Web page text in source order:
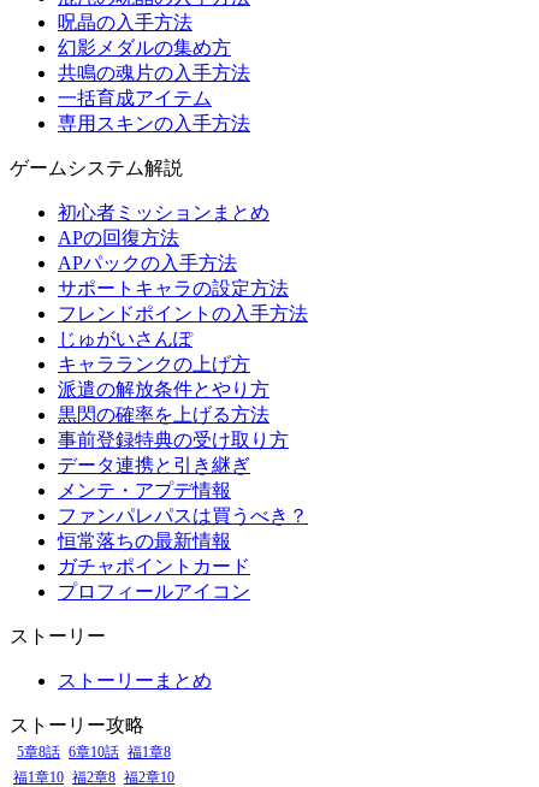
呪晶の入手方法
幻影メダルの集め方
共鳴の魂片の入手方法
一括育成アイテム
専用スキンの入手方法
ゲームシステム解説
初心者ミッションまとめ
APの回復方法
APパックの入手方法
サポートキャラの設定方法
フレンドポイントの入手方法
じゅがいさんぽ
キャラランクの上げ方
派遣の解放条件とやり方
黒閃の確率を上げる方法
事前登録特典の受け取り方
データ連携と引き継ぎ
メンテ・アプデ情報
ファンパレパスは買うべき？
恒常落ちの最新情報
ガチャポイントカード
プロフィールアイコン
ストーリー
ストーリーまとめ
ストーリー攻略
5章8話 6章10話 福1章8
福1章10 福2章8 福2章10